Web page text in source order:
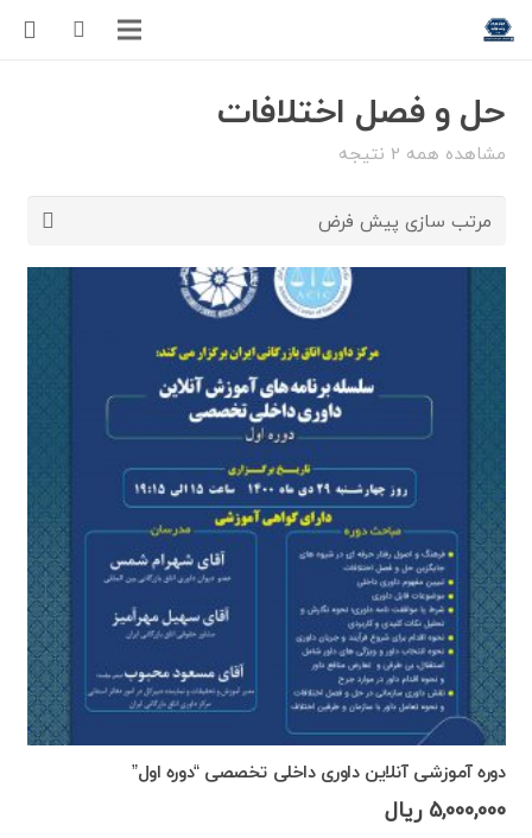
حل و فصل اختلافات
مشاهده همه 2 نتیجه
دوره آموزشی آنلاین داوری داخلی تخصصی “دوره اول”
5,000,000 ریال